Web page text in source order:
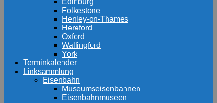
Edinburg
Folkestone
Henley-on-Thames
Hereford
Oxford
Wallingford
York
Terminkalender
Linksammlung
Eisenbahn
Museumseisenbahnen
Eisenbahnmuseen